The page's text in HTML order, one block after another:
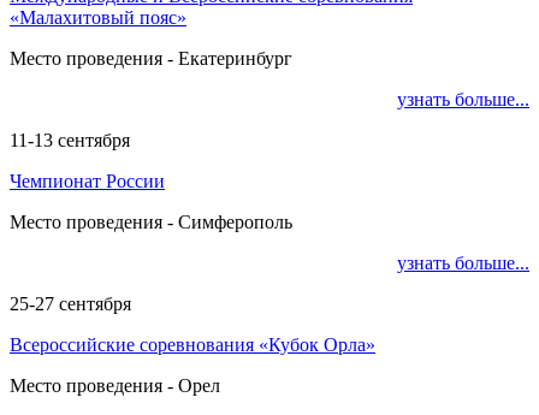
«Малахитовый пояс»
Место проведения - Екатеринбург
узнать больше...
11-13 сентября
Чемпионат России
Место проведения - Симферополь
узнать больше...
25-27 сентября
Всероссийские соревнования «Кубок Орла»
Место проведения - Орел